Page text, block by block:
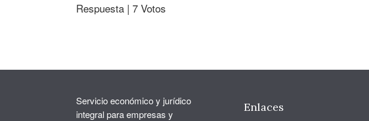
Respuesta | 7 Votos
Servicio económico y jurídico
integral para empresas y
Enlaces